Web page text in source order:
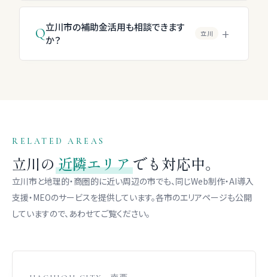
Q立川市の補助金活用も相談できます
か？
立川 +
RELATED AREAS
立川の 近隣エリアでも対応中。
立川市と地理的・商圏的に近い周辺の市でも、同じWeb制作・AI導入
支援・MEOのサービスを提供しています。各市のエリアページも公開
していますので、あわせてご覧ください。